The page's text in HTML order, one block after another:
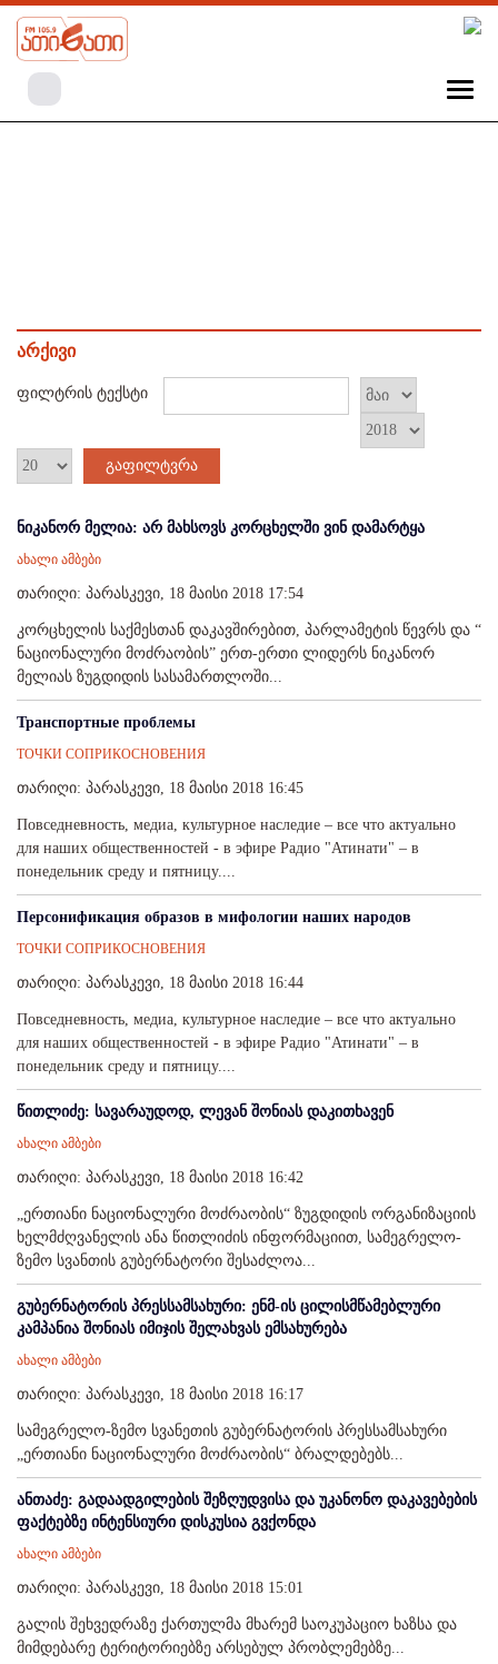
არქივი
ფილტრის ტექსტი
გაფილტვრა
ნიკანორ მელია: არ მახსოვს კორცხელში ვინ დამარტყა
ახალი ამბები
თარიღი: პარასკევი, 18 მაისი 2018 17:54
კორცხელის საქმესთან დაკავშირებით, პარლამეტის წევრს და “
ნაციონალური მოძრაობის” ერთ-ერთი ლიდერს ნიკანორ
მელიას ზუგდიდის სასამართლოში...
Транспортные проблемы
ТОЧКИ СОПРИКОСНОВЕНИЯ
თარიღი: პარასკევი, 18 მაისი 2018 16:45
Повседневность, медиа, культурное наследие – все что актуально
для наших общественностей - в эфире Радио "Атинати" – в
понедельник среду и пятницу....
Персонификация образов в мифологии наших народов
ТОЧКИ СОПРИКОСНОВЕНИЯ
თარიღი: პარასკევი, 18 მაისი 2018 16:44
Повседневность, медиа, культурное наследие – все что актуально
для наших общественностей - в эфире Радио "Атинати" – в
понедельник среду и пятницу....
წითლიძე: სავარაუდოდ, ლევან შონიას დაკითხავენ
ახალი ამბები
თარიღი: პარასკევი, 18 მაისი 2018 16:42
„ერთიანი ნაციონალური მოძრაობის“ ზუგდიდის ორგანიზაციის
ხელმძღვანელის ანა წითლიძის ინფორმაციით, სამეგრელო-
ზემო სვანთის გუბერნატორი შესაძლოა...
გუბერნატორის პრესსამსახური: ენმ-ის ცილისმწამებლური
კამპანია შონიას იმიჯის შელახვას ემსახურება
ახალი ამბები
თარიღი: პარასკევი, 18 მაისი 2018 16:17
სამეგრელო-ზემო სვანეთის გუბერნატორის პრესსამსახური
„ერთიანი ნაციონალური მოძრაობის“ ბრალდებებს...
ანთაძე: გადაადგილების შეზღუდვისა და უკანონო დაკავებების
ფაქტებზე ინტენსიური დისკუსია გვქონდა
ახალი ამბები
თარიღი: პარასკევი, 18 მაისი 2018 15:01
გალის შეხვედრაზე ქართულმა მხარემ საოკუპაციო ხაზსა და
მიმდებარე ტერიტორიებზე არსებულ პრობლემებზე...